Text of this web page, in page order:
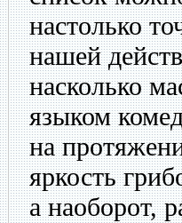
настолько
нашей
насколько
языком
на
яркость
а наоборот,